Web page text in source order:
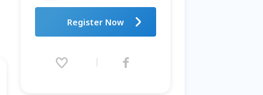
台灣。敏捷，從高階主管開始，
進入每一個產業。
(GMT+8)
Register Now